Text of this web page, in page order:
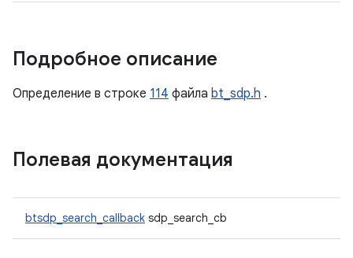
Подробное описание
Определение в строке 114 файла bt_sdp.h .
Полевая документация
btsdp_search_callback sdp_search_cb